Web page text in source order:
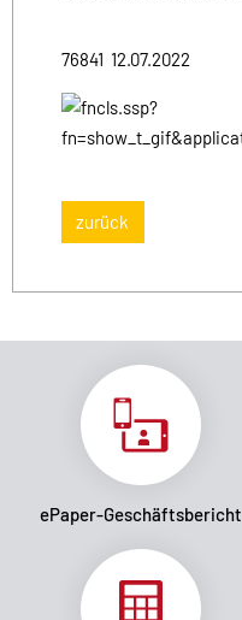
76841 12.07.2022
zurück
ePaper-Geschäftsbericht